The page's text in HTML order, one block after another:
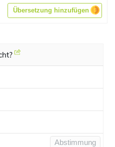
Übersetzung hinzufügen
Abstimmung